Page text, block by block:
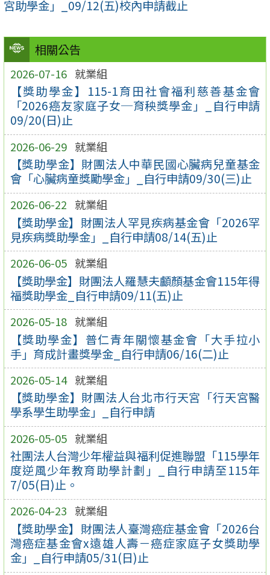
相關公告
2026-07-16 就業組
【獎助學金】115-1育田社會福利慈善基金會
「2026癌友家庭子女─育秧獎學金」_自行申請
09/20(日)止
2026-06-29 就業組
【獎助學金】財團法人中華民國心臟病兒童基金
會「心臟病童獎勵學金」_自行申請09/30(三)止
2026-06-22 就業組
【獎助學金】財團法人罕見疾病基金會「2026罕
見疾病獎助學金」_自行申請08/14(五)止
2026-06-05 就業組
【獎助學金】財團法人羅慧夫顱顏基金會115年得
福獎助學金_自行申請09/11(五)止
2026-05-18 就業組
【獎助學金】普仁青年關懷基金會「大手拉小
手」育成計畫獎學金_自行申請06/16(二)止
2026-05-14 就業組
【獎助學金】財團法人台北市行天宮「行天宮醫
學系學生助學金」_自行申請
2026-05-05 就業組
社團法人台灣少年權益與福利促進聯盟「115學年
度逆風少年教育助學計劃」_自行申請至115年
7/05(日)止。
2026-04-23 就業組
【獎助學金】財團法人臺灣癌症基金會「2026台
灣癌症基金會x遠雄人壽－癌症家庭子女獎助學
金」_自行申請05/31(日)止
宮助學金」_09/12(五)校內申請截止